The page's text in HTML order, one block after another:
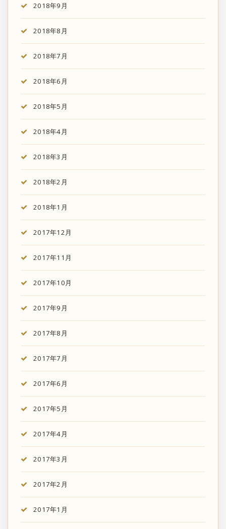
2018年9月
2018年8月
2018年7月
2018年6月
2018年5月
2018年4月
2018年3月
2018年2月
2018年1月
2017年12月
2017年11月
2017年10月
2017年9月
2017年8月
2017年7月
2017年6月
2017年5月
2017年4月
2017年3月
2017年2月
2017年1月